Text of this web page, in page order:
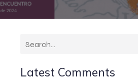
Latest Comments